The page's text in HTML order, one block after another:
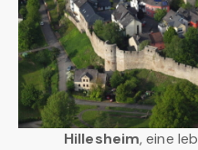
Hillesheim, eine